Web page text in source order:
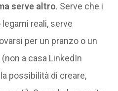
serve altro. Serve che i
reali, serve
per un pranzo o un
a casa LinkedIn
possibilità di creare,